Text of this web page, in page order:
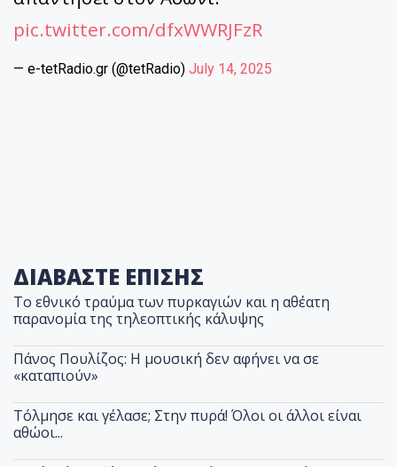
pic.twitter.com/dfxWWRJFzR
— e-tetRadio.gr (@tetRadio) July 14, 2025
ΔΙΑΒΑΣΤΕ ΕΠΙΣΗΣ
Το εθνικό τραύμα των πυρκαγιών και η αθέατη
παρανομία της τηλεοπτικής κάλυψης
Πάνος Πουλίζος: Η μουσική δεν αφήνει να σε
«καταπιούν»
Τόλμησε και γέλασε; Στην πυρά! Όλοι οι άλλοι είναι
αθώοι...